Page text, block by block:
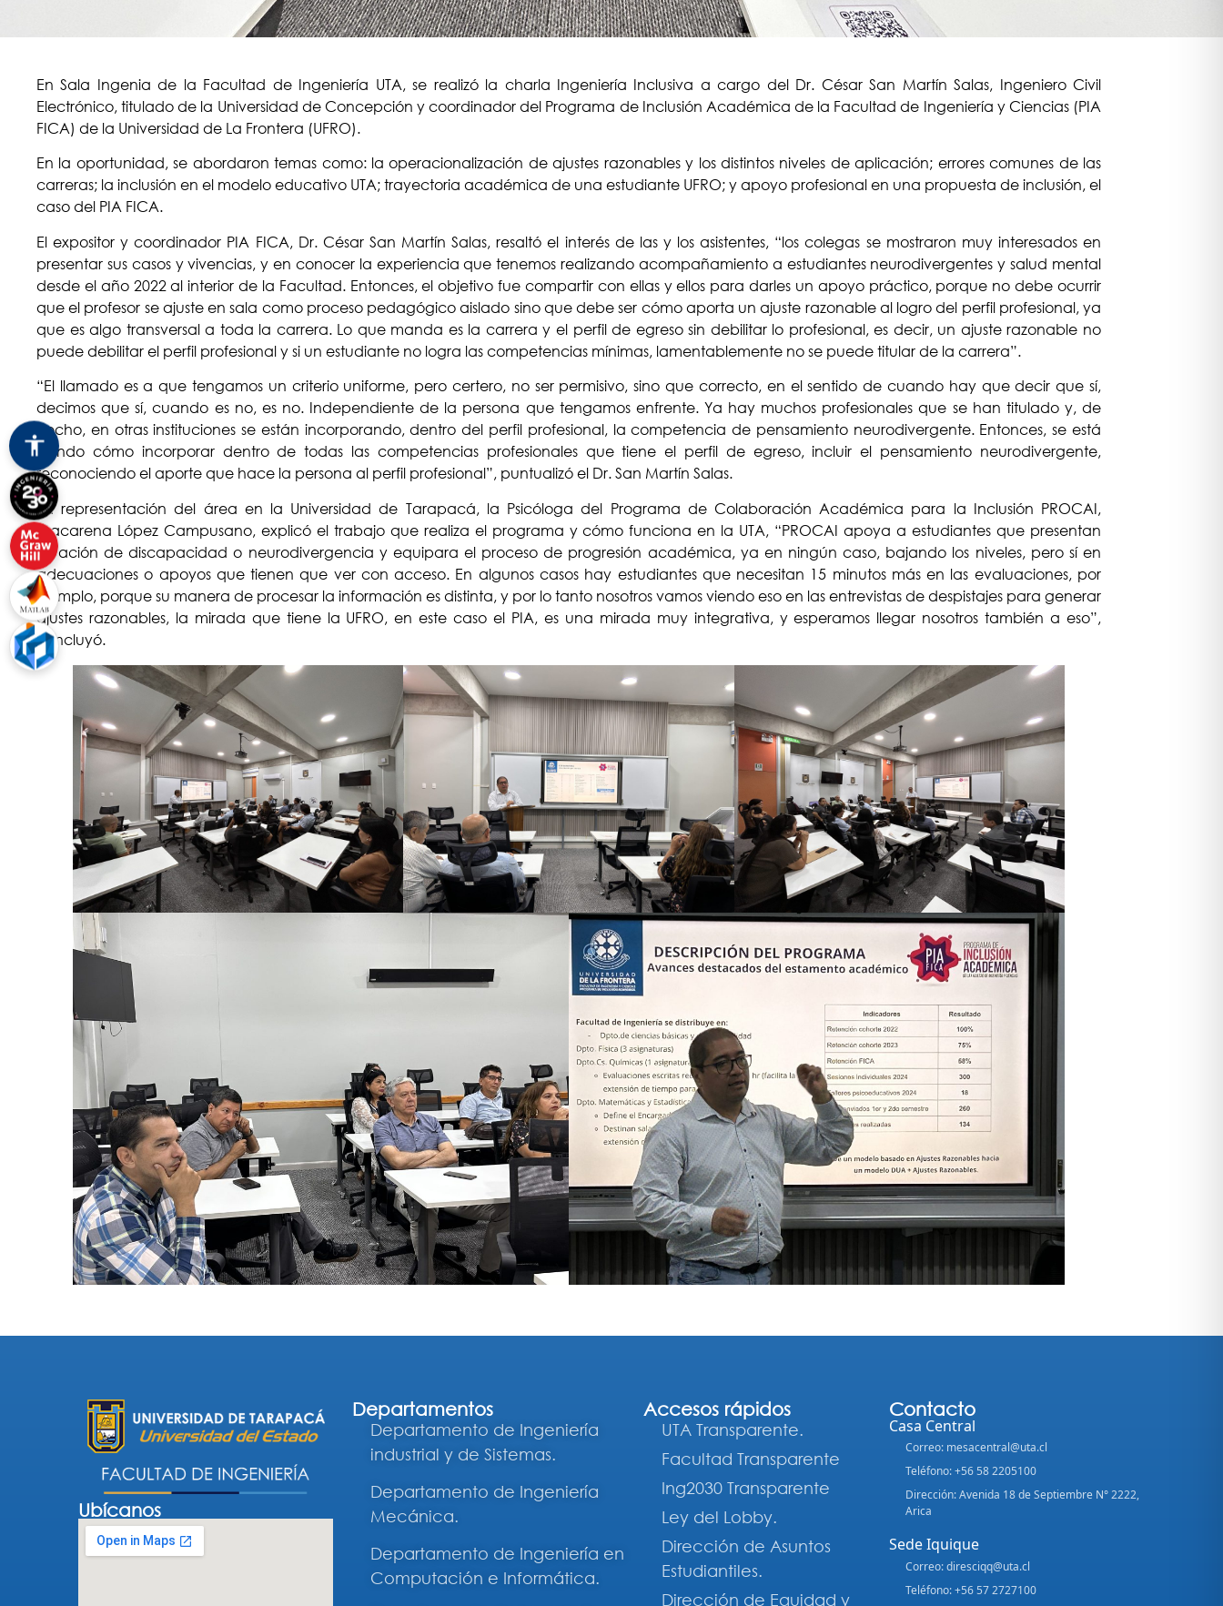
En Sala Ingenia de la Facultad de Ingeniería UTA, se realizó la charla Ingeniería Inclusiva a cargo del Dr. César San Martín Salas, Ingeniero Civil
Electrónico, titulado de la Universidad de Concepción y coordinador del Programa de Inclusión Académica de la Facultad de Ingeniería y Ciencias (PIA
FICA) de la Universidad de La Frontera (UFRO).
En la oportunidad, se abordaron temas como: la operacionalización de ajustes razonables y los distintos niveles de aplicación; errores comunes de las
carreras; la inclusión en el modelo educativo UTA; trayectoria académica de una estudiante UFRO; y apoyo profesional en una propuesta de inclusión, el
caso del PIA FICA.
El expositor y coordinador PIA FICA, Dr. César San Martín Salas, resaltó el interés de las y los asistentes, “los colegas se mostraron muy interesados en
presentar sus casos y vivencias, y en conocer la experiencia que tenemos realizando acompañamiento a estudiantes neurodivergentes y salud mental
desde el año 2022 al interior de la Facultad. Entonces, el objetivo fue compartir con ellas y ellos para darles un apoyo práctico, porque no debe ocurrir
que el profesor se ajuste en sala como proceso pedagógico aislado sino que debe ser cómo aporta un ajuste razonable al logro del perfil profesional, ya
que es algo transversal a toda la carrera. Lo que manda es la carrera y el perfil de egreso sin debilitar lo profesional, es decir, un ajuste razonable no
puede debilitar el perfil profesional y si un estudiante no logra las competencias mínimas, lamentablemente no se puede titular de la carrera”.
“El llamado es a que tengamos un criterio uniforme, pero certero, no ser permisivo, sino que correcto, en el sentido de cuando hay que decir que sí,
decimos que sí, cuando es no, es no. Independiente de la persona que tengamos enfrente. Ya hay muchos profesionales que se han titulado y, de
hecho, en otras instituciones se están incorporando, dentro del perfil profesional, la competencia de pensamiento neurodivergente. Entonces, se está
viendo cómo incorporar dentro de todas las competencias profesionales que tiene el perfil de egreso, incluir el pensamiento neurodivergente,
reconociendo el aporte que hace la persona al perfil profesional”, puntualizó el Dr. San Martín Salas.
En representación del área en la Universidad de Tarapacá, la Psicóloga del Programa de Colaboración Académica para la Inclusión PROCAI,
Macarena López Campusano, explicó el trabajo que realiza el programa y cómo funciona en la UTA, “PROCAI apoya a estudiantes que presentan
situación de discapacidad o neurodivergencia y equipara el proceso de progresión académica, ya en ningún caso, bajando los niveles, pero sí en
adecuaciones o apoyos que tienen que ver con acceso. En algunos casos hay estudiantes que necesitan 15 minutos más en las evaluaciones, por
ejemplo, porque su manera de procesar la información es distinta, y por lo tanto nosotros vamos viendo eso en las entrevistas de despistajes para generar
ajustes razonables, la mirada que tiene la UFRO, en este caso el PIA, es una mirada muy integrativa, y esperamos llegar nosotros también a eso”,
concluyó.
Ubícanos
Departamentos
Departamento de Ingeniería
industrial y de Sistemas.
Departamento de Ingeniería
Mecánica.
Departamento de Ingeniería en
Computación e Informática.
Accesos rápidos
UTA Transparente.
Facultad Transparente
Ing2030 Transparente
Ley del Lobby.
Dirección de Asuntos
Estudiantiles.
Dirección de Equidad y
Contacto
Casa Central
Correo: mesacentral@uta.cl
Teléfono: +56 58 2205100
Dirección: Avenida 18 de Septiembre N° 2222,
Arica
Sede Iquique
Correo: diresciqq@uta.cl
Teléfono: +56 57 2727100